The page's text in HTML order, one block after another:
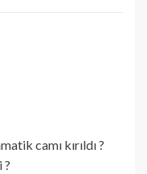
camı kırıldı ?
?